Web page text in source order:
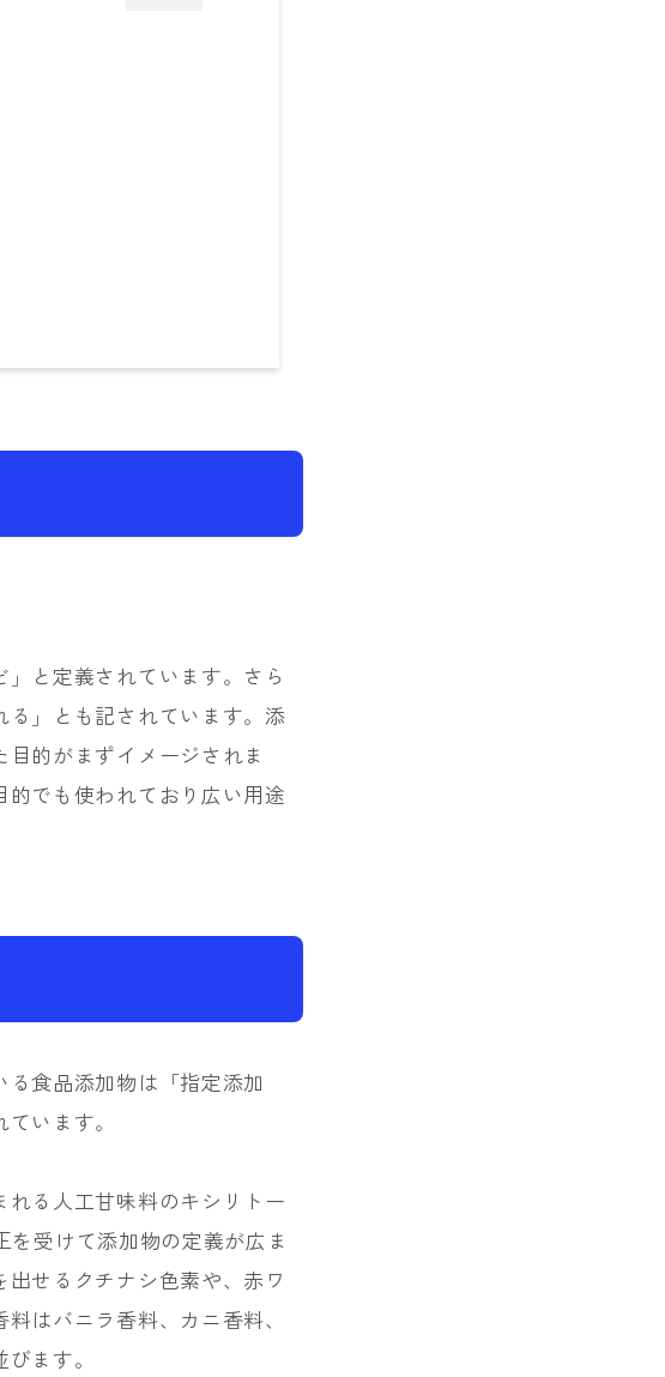
と定義されています。さら
」とも記されています。添
的がまずイメージされま
でも使われており広い用途
食品添加物は「指定添加
います。
る人工甘味料のキシリトー
を受けて添加物の定義が広ま
せるクチナシ色素や、赤ワ
はバニラ香料、カニ香料、
ます。